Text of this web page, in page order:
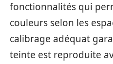
fonctionnalités qui
couleurs selon les
calibrage adéquat
teinte est reproduite